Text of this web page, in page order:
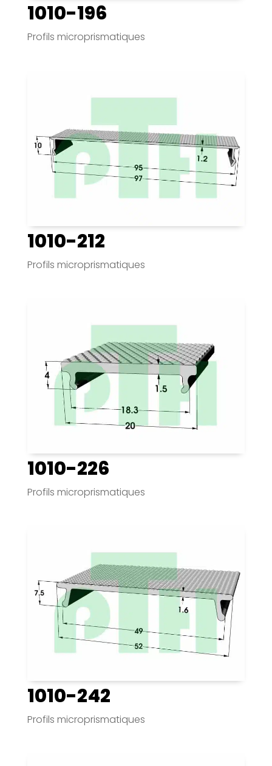
1010-196
Profils microprismatiques
1010-212
Profils microprismatiques
1010-226
Profils microprismatiques
1010-242
Profils microprismatiques